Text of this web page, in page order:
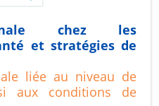
chez les
et stratégies de
liée au niveau de
aux conditions de